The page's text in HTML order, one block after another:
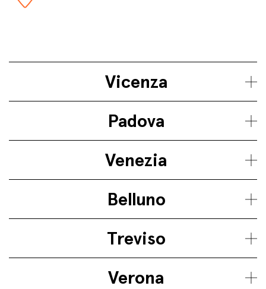
Vicenza
Padova
Venezia
Belluno
Treviso
Verona